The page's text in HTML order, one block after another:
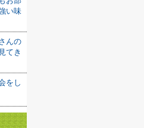
い味
んの
てき
をし